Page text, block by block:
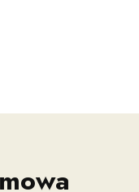
szczegóły